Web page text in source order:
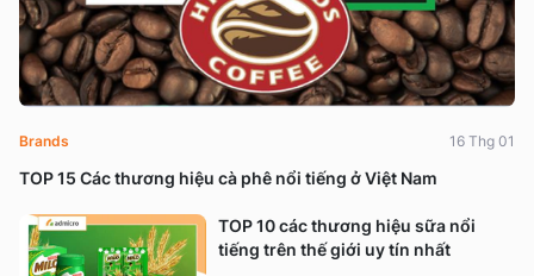
TOP 15 Các thương hiệu cà phê nổi tiếng ở Việt Nam
Brands 16 Thg 01
TOP 10 các thương hiệu sữa nổi
tiếng trên thế giới uy tín nhất